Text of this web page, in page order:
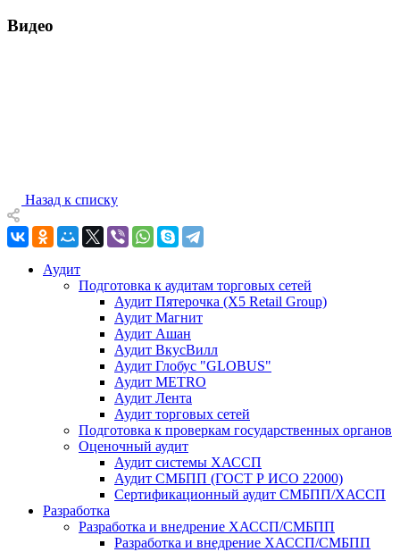
Видео
Назад к списку
Аудит
Подготовка к аудитам торговых сетей
Аудит Пятерочка (X5 Retail Group)
Аудит Магнит
Аудит Ашан
Аудит ВкусВилл
Аудит Глобус "GLOBUS"
Аудит METRO
Аудит Лента
Аудит торговых сетей
Подготовка к проверкам государственных органов
Оценочный аудит
Аудит системы ХАССП
Аудит СМБПП (ГОСТ Р ИСО 22000)
Сертификационный аудит СМБПП/ХАССП
Разработка
Разработка и внедрение ХАССП/СМБПП
Разработка и внедрение ХАССП/СМБПП